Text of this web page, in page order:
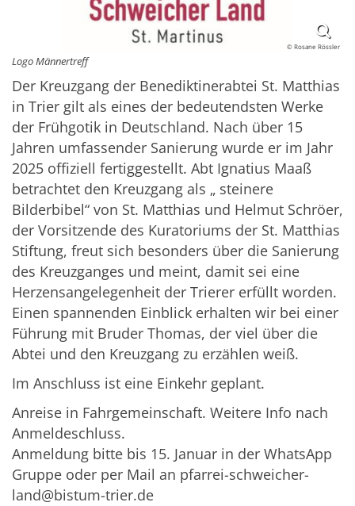
© Rosane Rössler
Logo Männertreff
Der Kreuzgang der Benediktinerabtei St. Matthias
in Trier gilt als eines der bedeutendsten Werke
der Frühgotik in Deutschland. Nach über 15
Jahren umfassender Sanierung wurde er im Jahr
2025 offiziell fertiggestellt. Abt Ignatius Maaß
betrachtet den Kreuzgang als „ steinere
Bilderbibel“ von St. Matthias und Helmut Schröer,
der Vorsitzende des Kuratoriums der St. Matthias
Stiftung, freut sich besonders über die Sanierung
des Kreuzganges und meint, damit sei eine
Herzensangelegenheit der Trierer erfüllt worden.
Einen spannenden Einblick erhalten wir bei einer
Führung mit Bruder Thomas, der viel über die
Abtei und den Kreuzgang zu erzählen weiß.
Im Anschluss ist eine Einkehr geplant.
Anreise in Fahrgemeinschaft. Weitere Info nach
Anmeldeschluss.
Anmeldung bitte bis 15. Januar in der WhatsApp
Gruppe oder per Mail an pfarrei-schweicher-
land@bistum-trier.de